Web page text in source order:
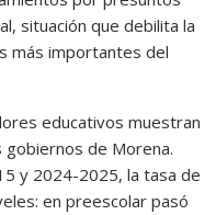
situación que debilita la
más importantes del
educativos muestran
de Morena.
y 2024-2025, la tasa de
en preescolar pasó